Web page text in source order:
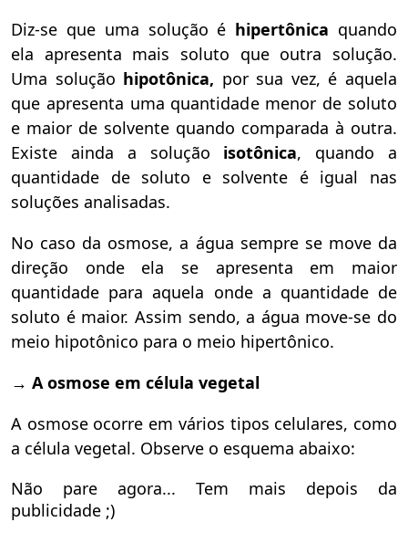
Diz-se que uma solução é hipertônica quando
ela apresenta mais soluto que outra solução.
Uma solução hipotônica, por sua vez, é aquela
que apresenta uma quantidade menor de soluto
e maior de solvente quando comparada à outra.
Existe ainda a solução isotônica, quando a
quantidade de soluto e solvente é igual nas
soluções analisadas.
No caso da osmose, a água sempre se move da
direção onde ela se apresenta em maior
quantidade para aquela onde a quantidade de
soluto é maior. Assim sendo, a água move-se do
meio hipotônico para o meio hipertônico.
→ A osmose em célula vegetal
A osmose ocorre em vários tipos celulares, como
a célula vegetal. Observe o esquema abaixo:
Não pare agora... Tem mais depois da
publicidade ;)